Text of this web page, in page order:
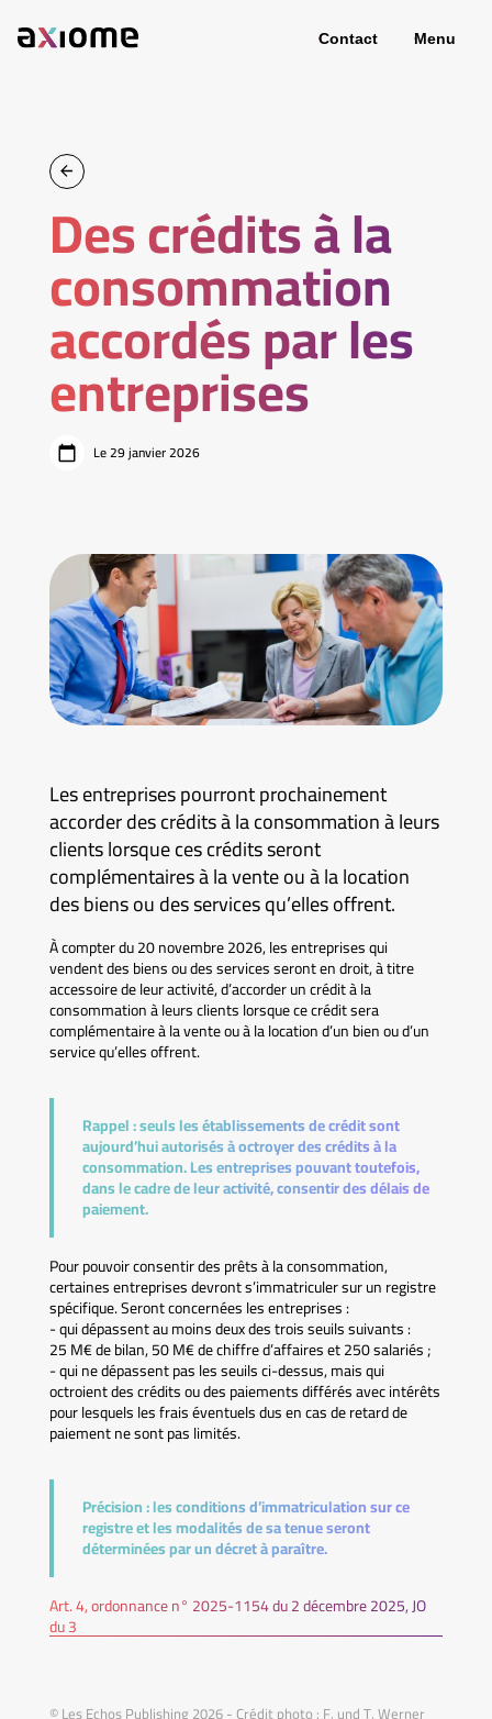
Contact Menu
Des crédits à la
consommation
accordés par les
entreprises
Le 29 janvier 2026
Les entreprises pourront prochainement
accorder des crédits à la consommation à leurs
clients lorsque ces crédits seront
complémentaires à la vente ou à la location
des biens ou des services qu’elles offrent.
À compter du 20 novembre 2026, les entreprises qui
vendent des biens ou des services seront en droit, à titre
accessoire de leur activité, d’accorder un crédit à la
consommation à leurs clients lorsque ce crédit sera
complémentaire à la vente ou à la location d’un bien ou d’un
service qu’elles offrent.
Rappel :seuls les établissements de crédit sont
aujourd’hui autorisés à octroyer des crédits à la
consommation. Les entreprises pouvant toutefois,
dans le cadre de leur activité, consentir des délais de
paiement.
Pour pouvoir consentir des prêts à la consommation,
certaines entreprises devront s’immatriculer sur un registre
spécifique. Seront concernées les entreprises :
- qui dépassent au moins deux des trois seuils suivants :
25 M€ de bilan, 50 M€ de chiffre d’affaires et 250 salariés ;
- qui ne dépassent pas les seuils ci-dessus, mais qui
octroient des crédits ou des paiements différés avec intérêts
pour lesquels les frais éventuels dus en cas de retard de
paiement ne sont pas limités.
Précision :les conditions d’immatriculation sur ce
registre et les modalités de sa tenue seront
déterminées par un décret à paraître.
Art. 4, ordonnance n° 2025-1154 du 2 décembre 2025, JO
du 3